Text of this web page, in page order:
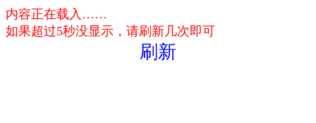
内容正在载入……
如果超过5秒没显示，请刷新几次即可
刷新